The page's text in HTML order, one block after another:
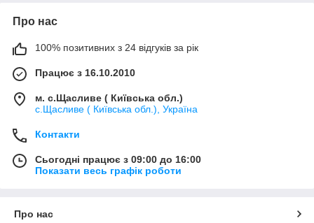
Про нас
100% позитивних з 24 відгуків за рік
Працює з 16.10.2010
м. с.Щасливе ( Київська обл.)
с.Щасливе ( Київська обл.), Україна
Контакти
Сьогодні працює з 09:00 до 16:00
Показати весь графік роботи
Про нас